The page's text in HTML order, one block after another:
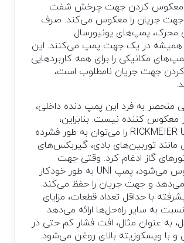
معکوس کردن جهت چرخش شفت
جریان را معکوس می‌کند. صرف
محرک، پمپ‌های یونیورسال
RICKMEIER همیشه در یک جهت پمپ می‌کنند. این
مکانیکی را برای همه کاربردهایی
جهت جریان نامطلوب است،
منحصر به فرد این پمپ دنده داخلی،
معکوس کننده نیست. بنابراین،
پمپ‌های RICKMEIER UNI را می‌توان به طور فشرده
مانند توربین‌های بادی، گیربکس‌های
گاز ادغام کرد. وقتی جهت
چرخش معکوس می‌شود، پمپ UNI به طور خودکار
و جهت جریان را حفظ می‌کند.
با حداقل تعداد قطعات، مزایای
به سایر راه‌حل‌ها ارائه می‌دهد.
به عنوان مثال، افت فشار کم حتی در
و با ویسکوزیته بالای روغن می‌شود.